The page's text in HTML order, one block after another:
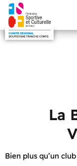
La
Bien plus qu’un